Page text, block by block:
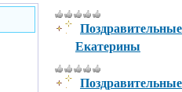
Екатерины